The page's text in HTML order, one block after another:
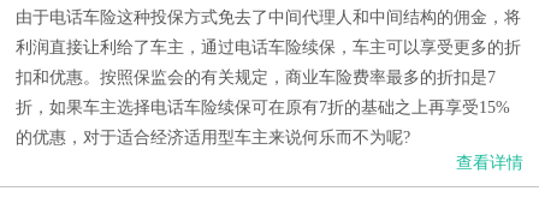
由于电话车险这种投保方式免去了中间代理人和中间结构的佣金，将
利润直接让利给了车主，通过电话车险续保，车主可以享受更多的折
扣和优惠。按照保监会的有关规定，商业车险费率最多的折扣是7
折，如果车主选择电话车险续保可在原有7折的基础之上再享受15%
的优惠，对于适合经济适用型车主来说何乐而不为呢?
查看详情